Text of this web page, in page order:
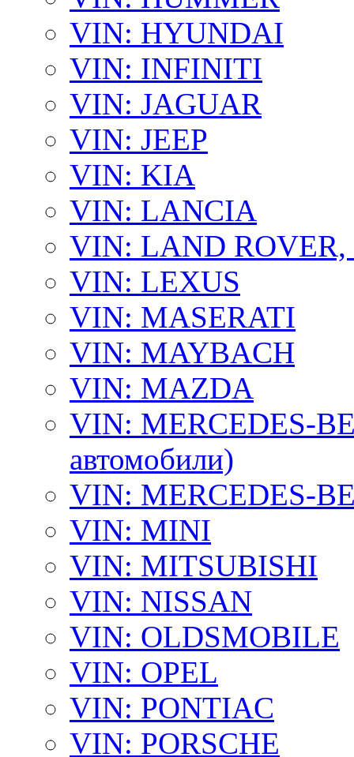
VIN: HYUNDAI
VIN: INFINITI
VIN: JAGUAR
VIN: JEEP
VIN: KIA
VIN: LANCIA
VIN: LAND ROVER,
VIN: LEXUS
VIN: MASERATI
VIN: MAYBACH
VIN: MAZDA
VIN: MERCEDES-
автомобили)
VIN: MERCEDES-
VIN: MINI
VIN: MITSUBISHI
VIN: NISSAN
VIN: OLDSMOBILE
VIN: OPEL
VIN: PONTIAC
VIN: PORSCHE